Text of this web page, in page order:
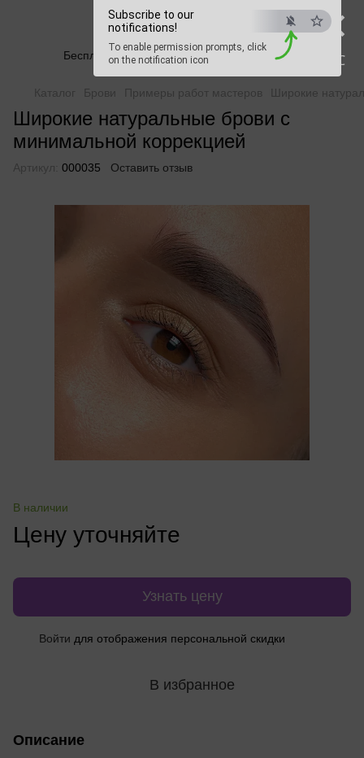
×
ESC
Subscribe to our
notifications!
To enable permission prompts, click
on the notification icon
Beauty Hunter
Бесплатная доставка при заказе от 2500 грн
Каталог Брови Примеры работ мастеров Широкие
Широкие натуральные брови с
минимальной коррекцией
Артикул: 000035 Оставить отзыв
В наличии
Цену уточняйте
Узнать цену
Войти для отображения персональной скидки
В избранное
Описание